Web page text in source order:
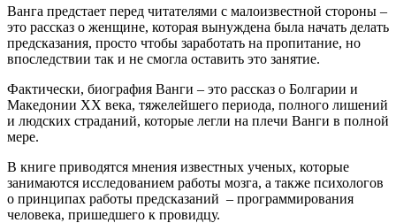
Ванга предстает перед читателями с малоизвестной стороны –
это рассказ о женщине, которая вынуждена была начать делать
предсказания, просто чтобы заработать на пропитание, но
впоследствии так и не смогла оставить это занятие.
Фактически, биография Ванги – это рассказ о Болгарии и
Македонии ХХ века, тяжелейшего периода, полного лишений
и людских страданий, которые легли на плечи Ванги в полной
мере.
В книге приводятся мнения известных ученых, которые
занимаются исследованием работы мозга, а также психологов
о принципах работы предсказаний – программирования
человека, пришедшего к провидцу.